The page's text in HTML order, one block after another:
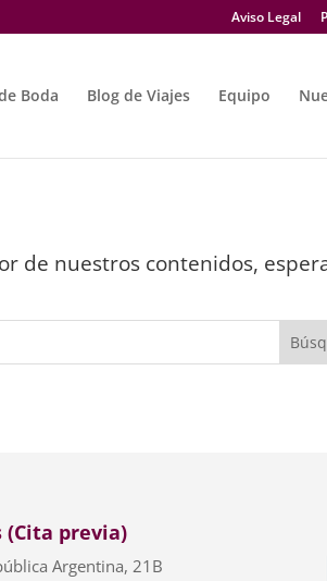
Aviso Legal
Boda Blog de Viajes Equipo
de nuestros contenidos,
previa)
Argentina, 21B